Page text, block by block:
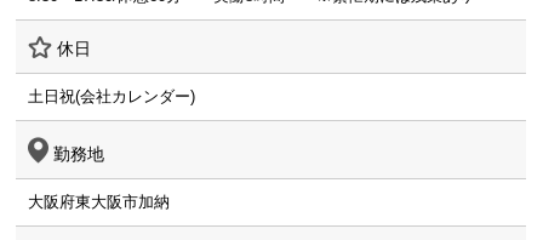
休日
土日祝(会社カレンダー)
勤務地
大阪府東大阪市加納